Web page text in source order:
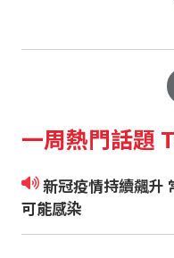
一周熱門話題
新冠疫情持續飆升 常見八大症狀 沒發燒也
可能感染